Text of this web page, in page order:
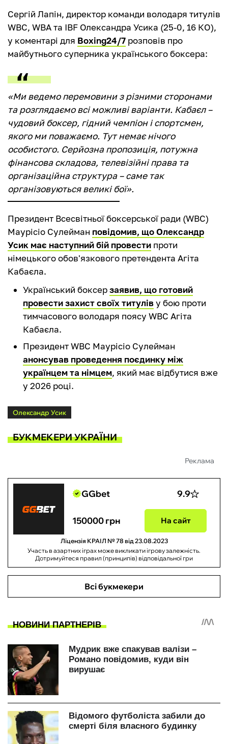
Сергій Лапін, директор команди володаря титулів
WBC, WBA та IBF Олександра Усика (25-0, 16 КО),
у коментарі для Boxing24/7 розповів про
майбутнього суперника українського боксера:
«Ми ведемо перемовини з різними сторонами
та розглядаємо всі можливі варіанти. Кабаєл –
чудовий боксер, гідний чемпіон і спортсмен,
якого ми поважаємо. Тут немає нічого
особистого. Серйозна пропозиція, потужна
фінансова складова, телевізійні права та
організаційна структура – саме так
організовуються великі бої».
Президент Всесвітньої боксерської ради (WBC)
Маурісіо Сулейман повідомив, що Олександр
Усик має наступний бій провести проти
німецького обов'язкового претендента Агіта
Кабаєла.
Український боксерзаявив, що готовий
провести захист своїх титуліву бою проти
тимчасового володаря поясу WBC Агіта
Кабаєла.
Президент WBC Маурісіо Сулейман
анонсував проведення поєдинку між
українцем та німцем, який має відбутися вже
у 2026 році.
Олександр Усик
БУКМЕКЕРИ УКРАЇНИ
Реклама
GGbet 9.9
150000 грн На сайт
Ліцензія КРАІЛ № 78 від 23.08.2023
Участь в азартних іграх може викликати ігрову залежність.
Дотримуйтеся правил (принципів) відповідальної гри
Всі букмекери